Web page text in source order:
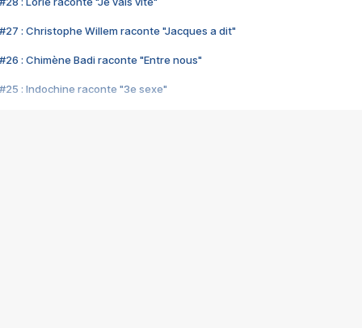
#27 : Christophe Willem raconte "Jacques a dit"
#26 : Chimène Badi raconte "Entre nous"
#25 : Indochine raconte "3e sexe"